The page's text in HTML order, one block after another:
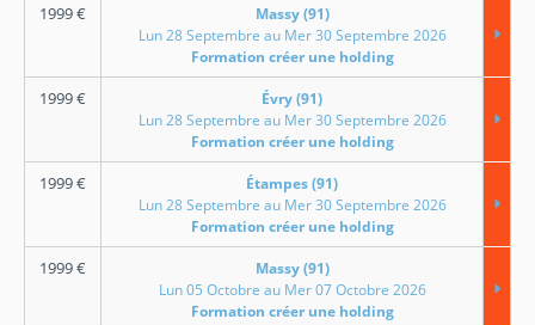
1999€
Massy (91)
Lun 28 Septembre au Mer 30 Septembre 2026
Formation créer une holding
1999€
Évry (91)
Lun 28 Septembre au Mer 30 Septembre 2026
Formation créer une holding
1999€
Étampes (91)
Lun 28 Septembre au Mer 30 Septembre 2026
Formation créer une holding
1999€
Massy (91)
Lun 05 Octobre au Mer 07 Octobre 2026
Formation créer une holding